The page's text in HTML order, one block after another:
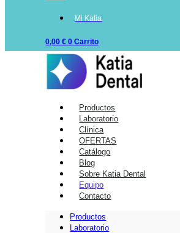
Mi Katia
0,00€ 0 Carrito
Productos
Laboratorio
Clínica
OFERTAS
Catálogo
Blog
Sobre Katia Dental
Equipo
Contacto
Productos
Laboratorio